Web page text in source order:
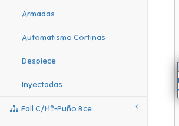
Armadas
Automatismo Cortinas
Despiece
Inyectadas
Fall C/hº-Puño Bce